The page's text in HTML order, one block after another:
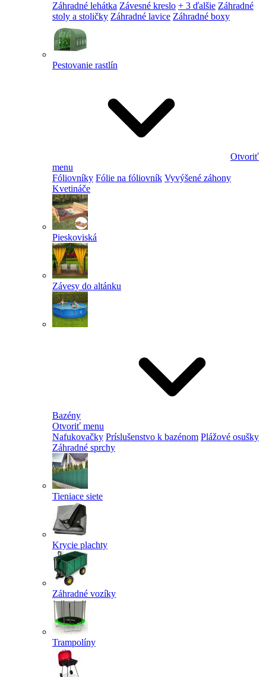
Záhradné lehátka Závesné kreslo + 3 ďalšie Záhradné
stoly a stoličky Záhradné lavice Záhradné boxy
Pestovanie rastlín
Otvoriť
menu
Fóliovníky Fólie na fóliovník Vyvýšené záhony
Kvetináče
Pieskoviská
Závesy do altánku
Bazény
Otvoriť menu
Nafukovačky Príslušenstvo k bazénom Plážové osušky
Záhradné sprchy
Tieniace siete
Krycie plachty
Záhradné vozíky
Trampolíny